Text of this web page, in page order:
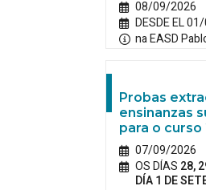
08/09/2026
DESDE EL
na EASD
Probas
ensinanzas
para o
07/09/2026
OS DÍAS 28,
DÍA 1 DE